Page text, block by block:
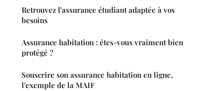
Retrouvez l'assurance étudiant adaptée à vos
besoins
Assurance habitation : êtes-vous vraiment bien
protégé ?
Souscrire son assurance habitation en ligne,
l'exemple de la MAIF